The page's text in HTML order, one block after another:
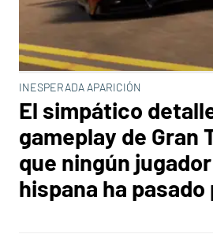
INESPERADA APARICIÓN
El simpático
gameplay de Gran
que ningún
hispana ha